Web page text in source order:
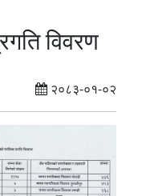
विवरण
२०८३-०१-०२